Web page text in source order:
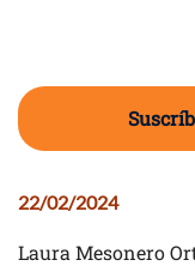
22/02/2024
Laura Mesonero